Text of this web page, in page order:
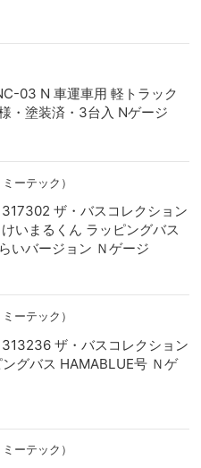
03 N 車運車用 軽トラック
・塗装済・3台入 Nゲージ
ーテック）
317302 ザ・バスコレクション
いまるくん ラッピングバス
いバージョン Ｎゲージ
ーテック）
313236 ザ・バスコレクション
グバス HAMABLUE号 Ｎゲ
ーテック）